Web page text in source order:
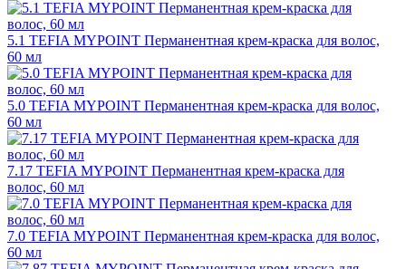
5.1 TEFIA MYPOINT Перманентная крем-краска для волос,
60 мл
5.0 TEFIA MYPOINT Перманентная крем-краска для волос,
60 мл
7.17 TEFIA MYPOINT Перманентная крем-краска для
волос, 60 мл
7.0 TEFIA MYPOINT Перманентная крем-краска для волос,
60 мл